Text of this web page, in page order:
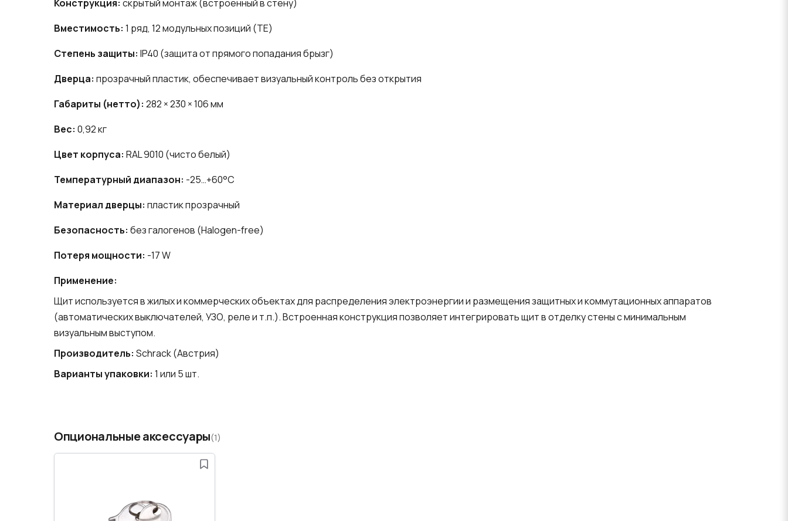
Конструкция: скрытый монтаж (встроенный в стену)
Вместимость: 1 ряд, 12 модульных позиций (TE)
Степень защиты: IP40 (защита от прямого попадания брызг)
Дверца: прозрачный пластик, обеспечивает визуальный контроль без открытия
Габариты (нетто): 282 × 230 × 106 мм
Вес: 0,92 кг
Цвет корпуса: RAL 9010 (чисто белый)
Температурный диапазон: -25…+60°C
Материал дверцы: пластик прозрачный
Безопасность: без галогенов (Halogen-free)
Потеря мощности: -17 W
Применение:
Щит используется в жилых и коммерческих объектах для распределения электроэнергии и размещения защитных и коммутационных аппаратов
(автоматических выключателей, УЗО, реле и т.п.). Встроенная конструкция позволяет интегрировать щит в отделку стены с минимальным
визуальным выступом.
Производитель: Schrack (Австрия)
Варианты упаковки: 1 или 5 шт.
Опциональные аксессуары(1)